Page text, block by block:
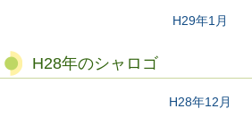
H29年1月
H28年のシャロゴ
H28年12月